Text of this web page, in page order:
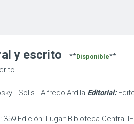
y escrito **Disponible**
- Solis - Alfredo Ardila Editorial:
359 Edición: Lugar: Bibloteca Central